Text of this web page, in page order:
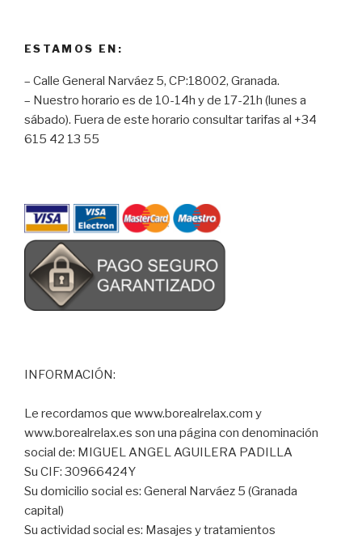
ESTAMOS EN:
– Calle General Narváez 5, CP:18002, Granada.
– Nuestro horario es de 10-14h y de 17-21h (lunes a
sábado). Fuera de este horario consultar tarifas al +34
615 42 13 55
INFORMACIÓN:
Le recordamos que www.borealrelax.com y
www.borealrelax.es son una página con denominación
social de: MIGUEL ANGEL AGUILERA PADILLA
Su CIF: 30966424Y
Su domicilio social es: General Narváez 5 (Granada
capital)
Su actividad social es: Masajes y tratamientos